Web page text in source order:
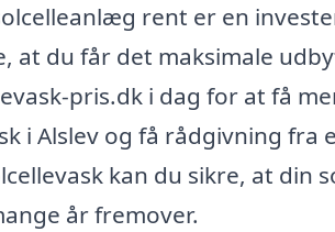
rent er en
at du får det maksimale
pris.dk i dag for at få
i Alslev og få rådgivning
kan du sikre, at
år fremover.